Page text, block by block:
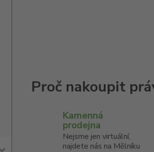
Kamenná
prodejna
Nejsme jen virtuální,
najdete nás na Mělníku